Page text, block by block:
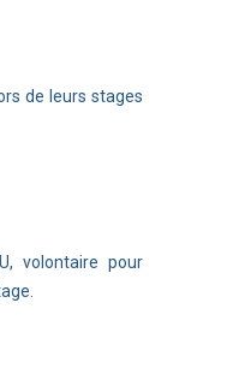
de leurs stages
volontaire pour